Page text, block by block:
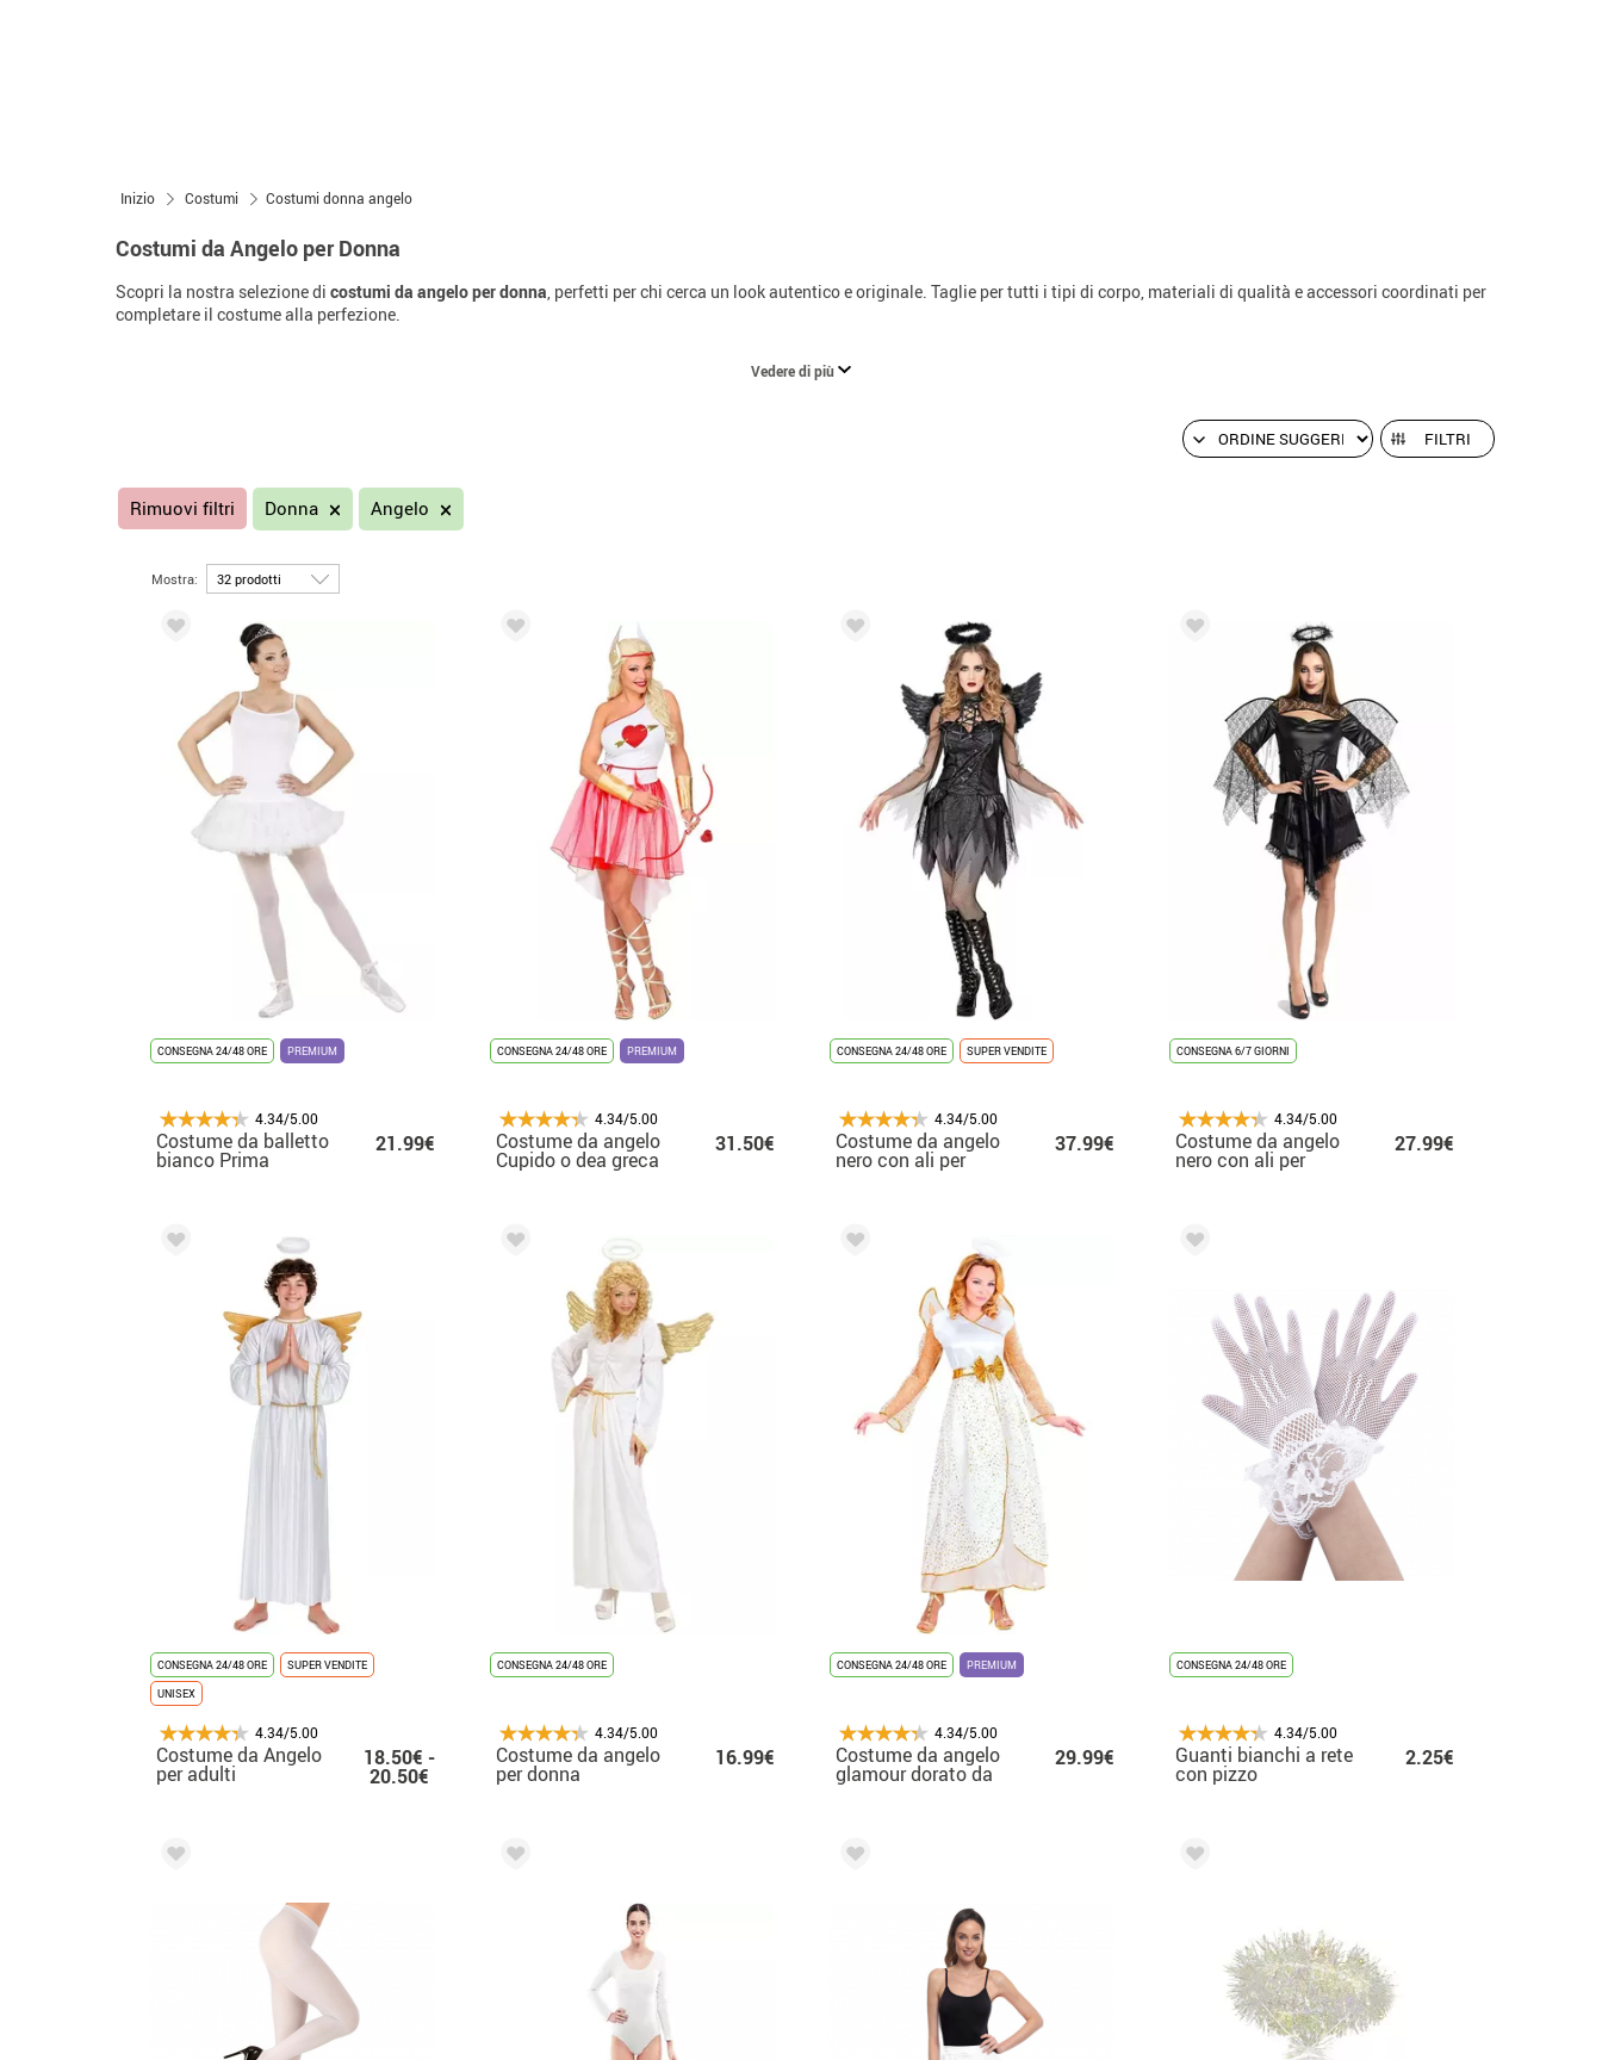
Inizio Costumi Costumi donna angelo
Costumi da Angelo per Donna
Scopri la nostra selezione di costumi da angelo per donna, perfetti per chi cerca un look autentico e originale. Taglie per tutti i tipi di corpo, materiali di qualità e accessori coordinati per
completare il costume alla perfezione.
Vedere di più
FILTRI
Rimuovi filtri Donna Angelo
Mostra:
CONSEGNA 24/48 ORE PREMIUM
4.34/5.00
Costume da balletto
bianco Prima
21.99€
CONSEGNA 24/48 ORE PREMIUM
4.34/5.00
Costume da angelo
Cupido o dea greca
Afrodite per donna
31.50€
CONSEGNA 24/48 ORE SUPER VENDITE
4.34/5.00
Costume da angelo
nero con ali per
37.99€
CONSEGNA 6/7 GIORNI
4.34/5.00
Costume da angelo
nero con ali per
27.99€
CONSEGNA 24/48 ORE
SUPER VENDITE
UNISEX
4.34/5.00
Costume da Angelo
per adulti
18.50€ -
20.50€
CONSEGNA 24/48 ORE
4.34/5.00
Costume da angelo
per donna
16.99€
CONSEGNA 24/48 ORE PREMIUM
4.34/5.00
Costume da angelo
glamour dorato da
donna
29.99€
CONSEGNA 24/48 ORE
4.34/5.00
Guanti bianchi a rete
con pizzo
2.25€